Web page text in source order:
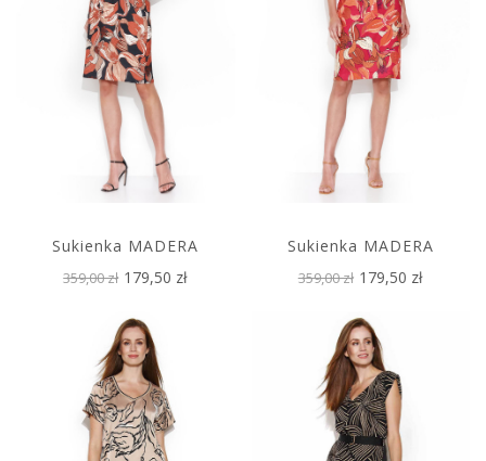
Sukienka MADERA
359,00 zł 179,50 zł
Sukienka MADERA
359,00 zł 179,50 zł